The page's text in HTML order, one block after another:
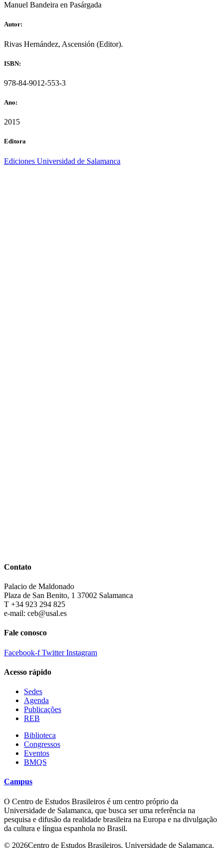
Manuel Bandeira en Pasárgada
Autor:
Rivas Hernández, Ascensión (Editor).
ISBN:
978-84-9012-553-3
Ano:
2015
Editora
Ediciones Universidad de Salamanca
Contato
Palacio de Maldonado
Plaza de San Benito, 1 37002 Salamanca
T +34 923 294 825
e-mail: ceb@usal.es
Fale conosco
Facebook-f Twitter Instagram
Acesso rápido
Sedes
Agenda
Publicações
REB
Biblioteca
Congressos
Eventos
BMQS
Campus
O Centro de Estudos Brasileiros é um centro próprio da
Universidade de Salamanca, que busca ser uma referência na
pesquisa e difusão da realidade brasileira na Europa e na divulgação
da cultura e língua espanhola no Brasil.
© 2026Centro de Estudos Brasileiros. Universidade de Salamanca.